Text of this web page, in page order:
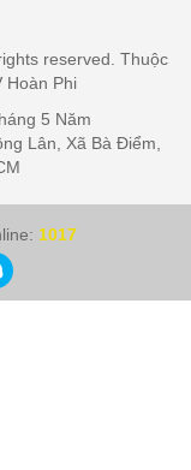
reserved. Thuộc
Hoàn Phi
5 Năm
Lân, Xã Bà Điểm,
1017